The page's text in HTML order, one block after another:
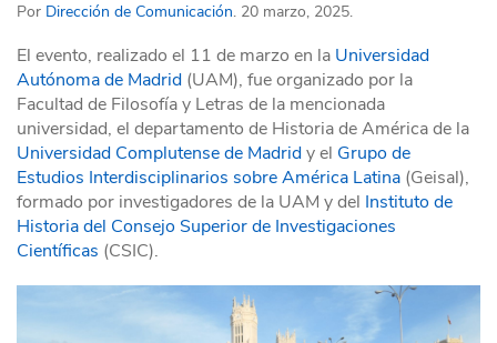
Por Dirección de Comunicación. 20 marzo, 2025.
El evento, realizado el 11 de marzo en la Universidad
Autónoma de Madrid (UAM), fue organizado por la
Facultad de Filosofía y Letras de la mencionada
universidad, el departamento de Historia de América de la
Universidad Complutense de Madridy el Grupo de
Estudios Interdisciplinarios sobre América Latina (Geisal),
formado por investigadores de la UAM y del Instituto de
Historia del Consejo Superior de Investigaciones
Científicas (CSIC).